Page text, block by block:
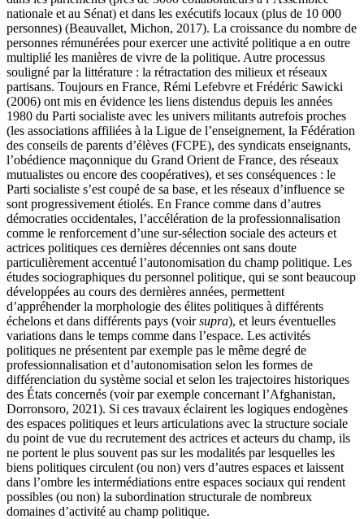
nationale et au Sénat) et dans les exécutifs locaux (plus de 10 000
personnes) (Beauvallet, Michon, 2017). La croissance du nombre de
personnes rémunérées pour exercer une activité politique a en outre
multiplié les manières de vivre de la politique. Autre processus
souligné par la littérature : la rétractation des milieux et réseaux
partisans. Toujours en France, Rémi Lefebvre et Frédéric Sawicki
(2006) ont mis en évidence les liens distendus depuis les années
1980 du Parti socialiste avec les univers militants autrefois proches
(les associations affiliées à la Ligue de l’enseignement, la Fédération
des conseils de parents d’élèves (FCPE), des syndicats enseignants,
l’obédience maçonnique du Grand Orient de France, des réseaux
mutualistes ou encore des coopératives), et ses conséquences : le
Parti socialiste s’est coupé de sa base, et les réseaux d’influence se
sont progressivement étiolés. En France comme dans d’autres
démocraties occidentales, l’accélération de la professionnalisation
comme le renforcement d’une sur-sélection sociale des acteurs et
actrices politiques ces dernières décennies ont sans doute
particulièrement accentué l’autonomisation du champ politique. Les
études sociographiques du personnel politique, qui se sont beaucoup
développées au cours des dernières années, permettent
d’appréhender la morphologie des élites politiques à différents
échelons et dans différents pays (voirsupra), et leurs éventuelles
variations dans le temps comme dans l’espace. Les activités
politiques ne présentent par exemple pas le même degré de
professionnalisation et d’autonomisation selon les formes de
différenciation du système social et selon les trajectoires historiques
des États concernés (voir par exemple concernant l’Afghanistan,
Dorronsoro, 2021). Si ces travaux éclairent les logiques endogènes
des espaces politiques et leurs articulations avec la structure sociale
du point de vue du recrutement des actrices et acteurs du champ, ils
ne portent le plus souvent pas sur les modalités par lesquelles les
biens politiques circulent (ou non) vers d’autres espaces et laissent
dans l’ombre les intermédiations entre espaces sociaux qui rendent
possibles (ou non) la subordination structurale de nombreux
domaines d’activité au champ politique.